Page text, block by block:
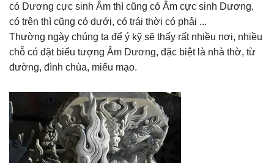
có Dương cực sinh Âm thì cũng có Âm cực sinh Dương,
có trên thì cũng có dưới, có trái thời có phải ...
Thường ngày chúng ta để ý kỹ sẽ thấy rất nhiều nơi, nhiều
chỗ có đặt biểu tượng Âm Dương, đặc biệt là nhà thờ, từ
đường, đình chùa, miếu mạo.